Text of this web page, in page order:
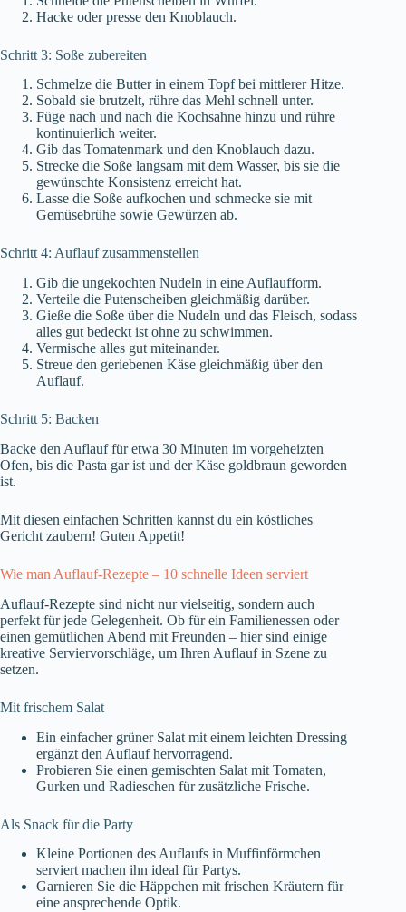
Hacke oder presse den Knoblauch.
Schritt 3: Soße zubereiten
Schmelze die Butter in einem Topf bei mittlerer Hitze.
Sobald sie brutzelt, rühre das Mehl schnell unter.
Füge nach und nach die Kochsahne hinzu und rühre
kontinuierlich weiter.
Gib das Tomatenmark und den Knoblauch dazu.
Strecke die Soße langsam mit dem Wasser, bis sie die
gewünschte Konsistenz erreicht hat.
Lasse die Soße aufkochen und schmecke sie mit
Gemüsebrühe sowie Gewürzen ab.
Schritt 4: Auflauf zusammenstellen
Gib die ungekochten Nudeln in eine Auflaufform.
Verteile die Putenscheiben gleichmäßig darüber.
Gieße die Soße über die Nudeln und das Fleisch, sodass
alles gut bedeckt ist ohne zu schwimmen.
Vermische alles gut miteinander.
Streue den geriebenen Käse gleichmäßig über den
Auflauf.
Schritt 5: Backen
Backe den Auflauf für etwa 30 Minuten im vorgeheizten
Ofen, bis die Pasta gar ist und der Käse goldbraun geworden
ist.
Mit diesen einfachen Schritten kannst du ein köstliches
Gericht zaubern! Guten Appetit!
Wie man Auflauf-Rezepte – 10 schnelle Ideen serviert
Auflauf-Rezepte sind nicht nur vielseitig, sondern auch
perfekt für jede Gelegenheit. Ob für ein Familienessen oder
einen gemütlichen Abend mit Freunden – hier sind einige
kreative Serviervorschläge, um Ihren Auflauf in Szene zu
setzen.
Mit frischem Salat
Ein einfacher grüner Salat mit einem leichten Dressing
ergänzt den Auflauf hervorragend.
Probieren Sie einen gemischten Salat mit Tomaten,
Gurken und Radieschen für zusätzliche Frische.
Als Snack für die Party
Kleine Portionen des Auflaufs in Muffinförmchen
serviert machen ihn ideal für Partys.
Garnieren Sie die Häppchen mit frischen Kräutern für
eine ansprechende Optik.